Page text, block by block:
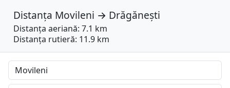
Distanța Movileni → Drăgănești
Distanța aeriană: 7.1 km
Distanța rutieră: 11.9 km